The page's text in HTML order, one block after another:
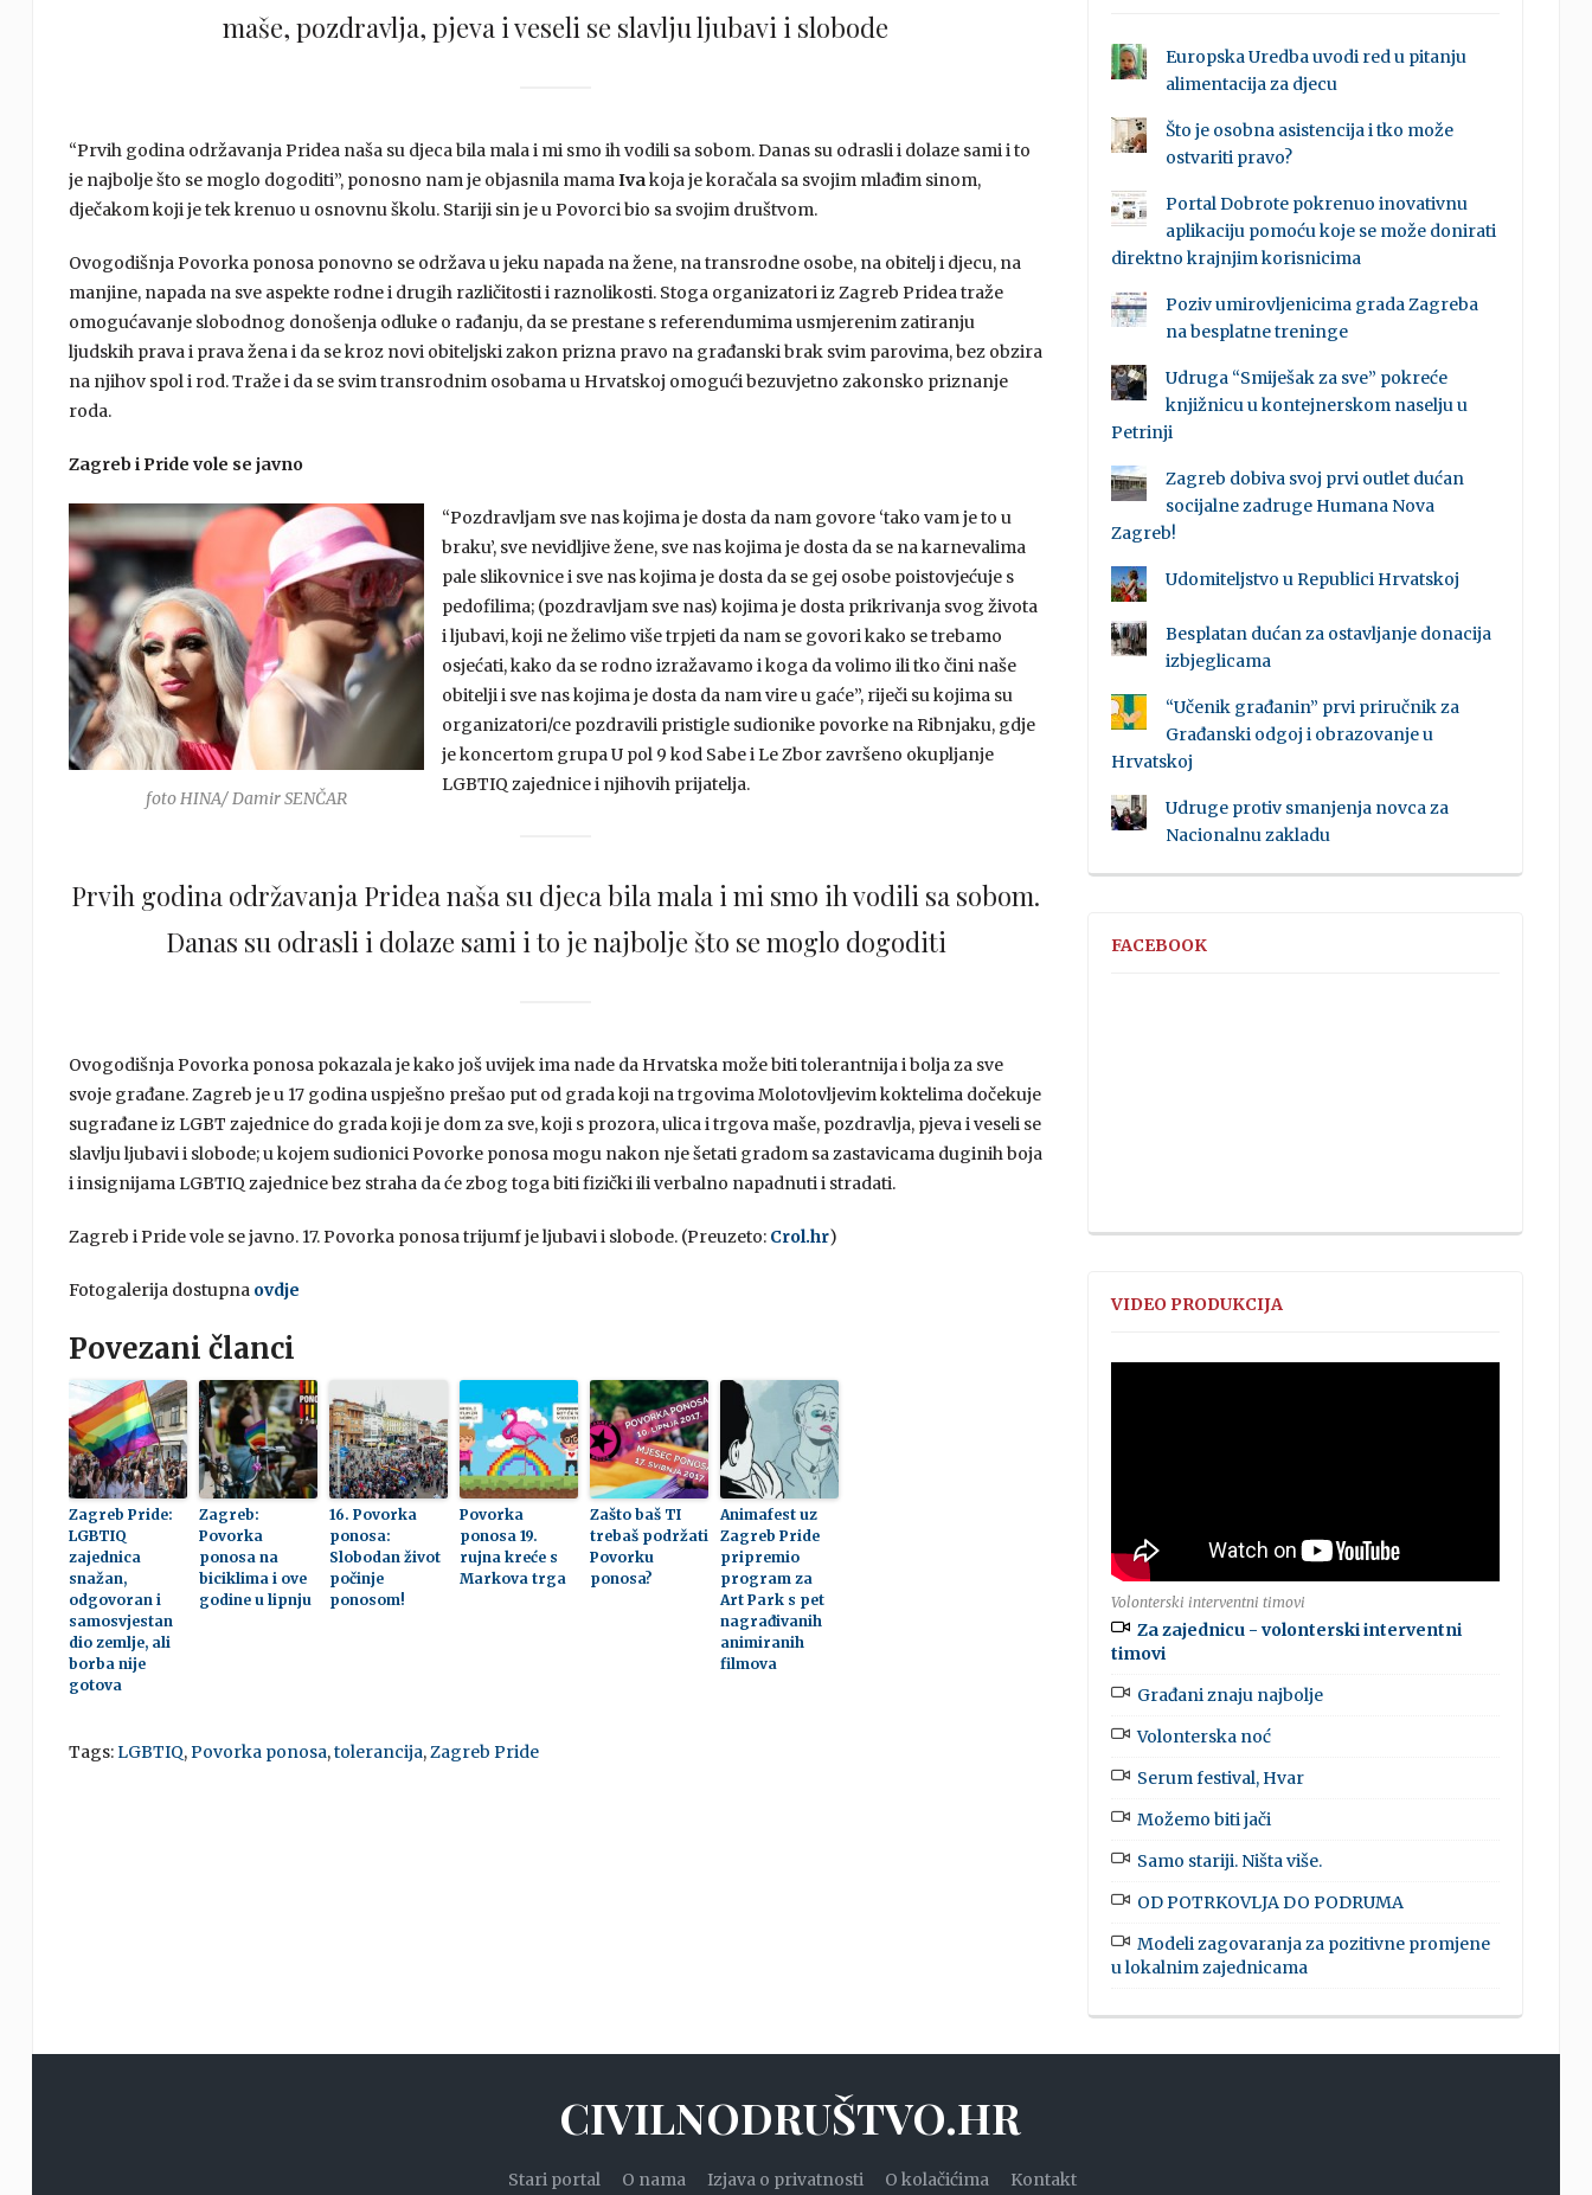
maše, pozdravlja, pjeva i veseli se slavlju ljubavi i slobode
“Prvih godina održavanja Pridea naša su djeca bila mala i mi smo ih vodili sa sobom. Danas su odrasli i dolaze sami i to
je najbolje što se moglo dogoditi”, ponosno nam je objasnila mamaIvakoja je koračala sa svojim mlađim sinom,
dječakom koji je tek krenuo u osnovnu školu. Stariji sin je u Povorci bio sa svojim društvom.
Ovogodišnja Povorka ponosa ponovno se održava u jeku napada na žene, na transrodne osobe, na obitelj i djecu, na
manjine, napada na sve aspekte rodne i drugih različitosti i raznolikosti. Stoga organizatori iz Zagreb Pridea traže
omogućavanje slobodnog donošenja odluke o rađanju, da se prestane s referendumima usmjerenim zatiranju
ljudskih prava i prava žena i da se kroz novi obiteljski zakon prizna pravo na građanski brak svim parovima, bez obzira
na njihov spol i rod. Traže i da se svim transrodnim osobama u Hrvatskoj omogući bezuvjetno zakonsko priznanje
roda.
Zagreb i Pride vole se javno
foto HINA/ Damir SENČAR
“Pozdravljam sve nas kojima je dosta da nam govore ‘tako vam je to u
braku’, sve nevidljive žene, sve nas kojima je dosta da se na karnevalima
pale slikovnice i sve nas kojima je dosta da se gej osobe poistovjećuje s
pedofilima; (pozdravljam sve nas) kojima je dosta prikrivanja svog života
i ljubavi, koji ne želimo više trpjeti da nam se govori kako se trebamo
osjećati, kako da se rodno izražavamo i koga da volimo ili tko čini naše
obitelji i sve nas kojima je dosta da nam vire u gaće”, riječi su kojima su
organizatori/ce pozdravili pristigle sudionike povorke na Ribnjaku, gdje
je koncertom grupa U pol 9 kod Sabe i Le Zbor završeno okupljanje
LGBTIQ zajednice i njihovih prijatelja.
Prvih godina održavanja Pridea naša su djeca bila mala i mi smo ih vodili sa sobom.
Danas su odrasli i dolaze sami i to je najbolje što se moglo dogoditi
Ovogodišnja Povorka ponosa pokazala je kako još uvijek ima nade da Hrvatska može biti tolerantnija i bolja za sve
svoje građane. Zagreb je u 17 godina uspješno prešao put od grada koji na trgovima Molotovljevim koktelima dočekuje
sugrađane iz LGBT zajednice do grada koji je dom za sve, koji s prozora, ulica i trgova maše, pozdravlja, pjeva i veseli se
slavlju ljubavi i slobode; u kojem sudionici Povorke ponosa mogu nakon nje šetati gradom sa zastavicama duginih boja
i insignijama LGBTIQ zajednice bez straha da će zbog toga biti fizički ili verbalno napadnuti i stradati.
Zagreb i Pride vole se javno. 17. Povorka ponosa trijumf je ljubavi i slobode. (Preuzeto: Crol.hr)
Fotogalerija dostupna ovdje
Povezani članci
Zagreb Pride:
LGBTIQ
zajednica
snažan,
odgovoran i
samosvjestan
dio zemlje, ali
borba nije
gotova
Zagreb:
Povorka
ponosa na
biciklima i ove
godine u lipnju
16. Povorka
ponosa:
Slobodan život
počinje
ponosom!
Povorka
ponosa 19.
rujna kreće s
Markova trga
Zašto baš TI
trebaš podržati
Povorku
ponosa?
Animafest uz
Zagreb Pride
pripremio
program za
Art Park s pet
nagrađivanih
animiranih
filmova
Tags:LGBTIQ,Povorka ponosa,tolerancija,Zagreb Pride
Europska Uredba uvodi red u pitanju
alimentacija za djecu
Što je osobna asistencija i tko može
ostvariti pravo?
Portal Dobrote pokrenuo inovativnu
aplikaciju pomoću koje se može donirati
direktno krajnjim korisnicima
Poziv umirovljenicima grada Zagreba
na besplatne treninge
Udruga “Smiješak za sve” pokreće
knjižnicu u kontejnerskom naselju u
Petrinji
Zagreb dobiva svoj prvi outlet dućan
socijalne zadruge Humana Nova
Zagreb!
Udomiteljstvo u Republici Hrvatskoj
Besplatan dućan za ostavljanje donacija
izbjeglicama
“Učenik građanin” prvi priručnik za
Građanski odgoj i obrazovanje u
Hrvatskoj
Udruge protiv smanjenja novca za
Nacionalnu zakladu
FACEBOOK
VIDEO PRODUKCIJA
Volonterski interventni timovi
Za zajednicu - volonterski interventni
timovi
Građani znaju najbolje
Volonterska noć
Serum festival, Hvar
Možemo biti jači
Samo stariji. Ništa više.
OD POTRKOVLJA DO PODRUMA
Modeli zagovaranja za pozitivne promjene
u lokalnim zajednicama
CIVILNODRUŠTVO.HR
Stari portal O nama Izjava o privatnosti O kolačićima Kontakt